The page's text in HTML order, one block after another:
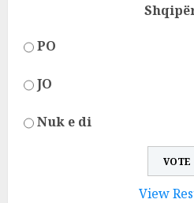
PO
JO
Nuk e di
View